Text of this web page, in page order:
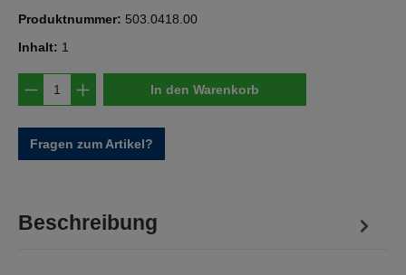
Produktnummer: 503.0418.00
Inhalt: 1
Produkt Anzahl: Gib den gewünschten
In den Warenkorb
Fragen zum Artikel?
Beschreibung